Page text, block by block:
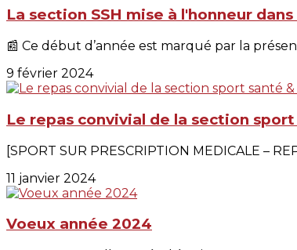
La section SSH mise à l'honneur dans
📰 Ce début d’année est marqué par la
9 février 2024
Le repas convivial de la section
[SPORT SUR PRESCRIPTION MEDICALE –
11 janvier 2024
Voeux année 2024